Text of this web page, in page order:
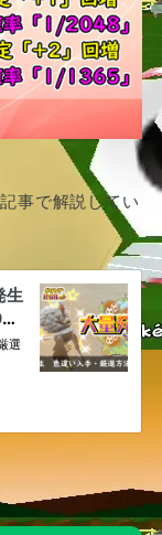
事で解説してい